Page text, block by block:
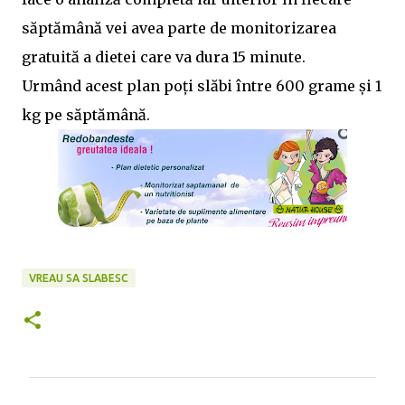
săptămână vei avea parte de monitorizarea
gratuită a dietei care va dura 15 minute.
Urmând acest plan poți slăbi între 600 grame și 1
kg pe săptămână.
VREAU SA SLABESC